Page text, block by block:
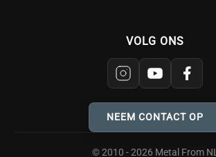
VOLG ONS
NEEM CONTACT OP
© 2010 - 2026 Metal From NL